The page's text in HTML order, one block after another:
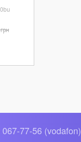
067-77-56 (vodafon)